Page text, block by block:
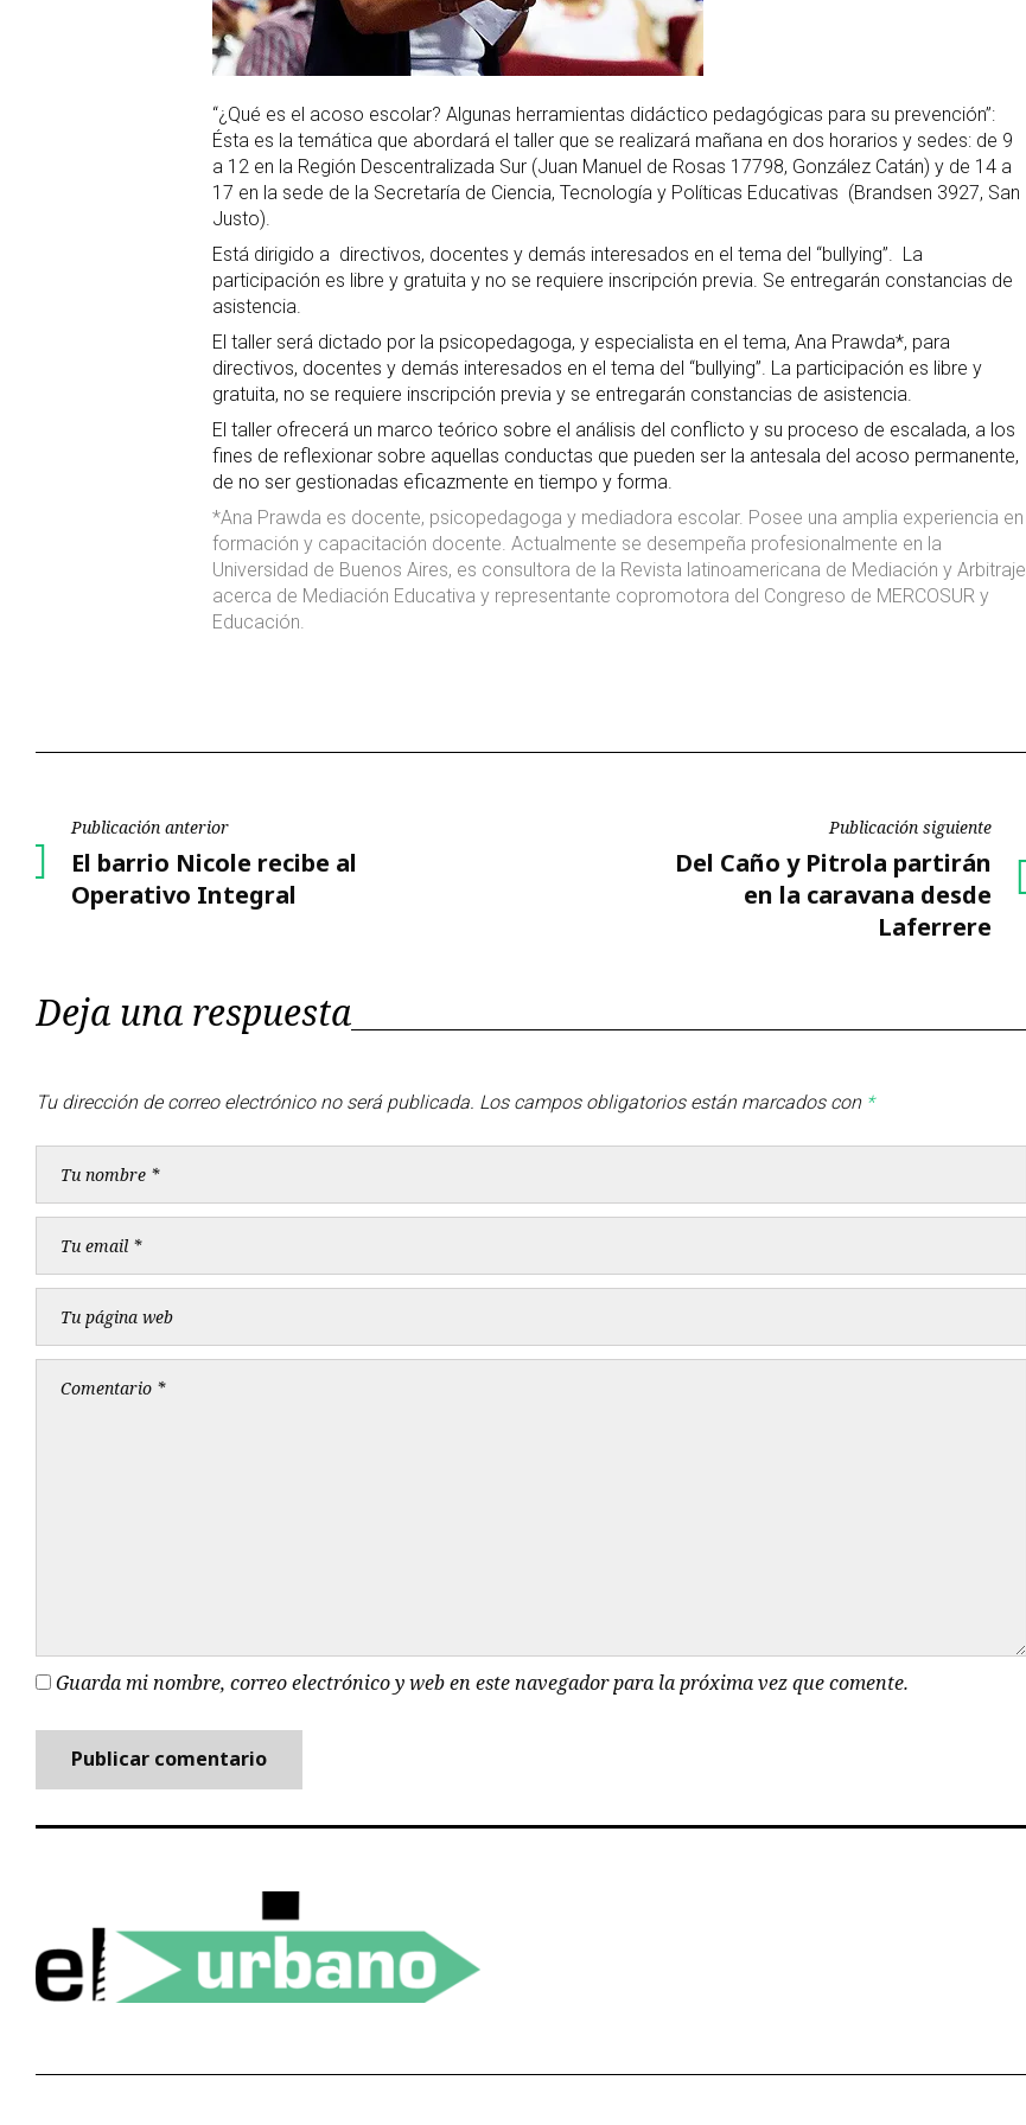
“¿Qué es el acoso escolar? Algunas herramientas didáctico pedagógicas para su prevención”:
Ésta es la temática que abordará el taller que se realizará mañana en dos horarios y sedes: de 9
a 12 en la Región Descentralizada Sur (Juan Manuel de Rosas 17798, González Catán) y de 14 a
17 en la sede de la Secretaría de Ciencia, Tecnología y Políticas Educativas (Brandsen 3927, San
Justo).
Está dirigido a directivos, docentes y demás interesados en el tema del “bullying”. La
participación es libre y gratuita y no se requiere inscripción previa. Se entregarán constancias de
asistencia.
El taller será dictado por la psicopedagoga, y especialista en el tema, Ana Prawda*, para
directivos, docentes y demás interesados en el tema del “bullying”. La participación es libre y
gratuita, no se requiere inscripción previa y se entregarán constancias de asistencia.
El taller ofrecerá un marco teórico sobre el análisis del conflicto y su proceso de escalada, a los
fines de reflexionar sobre aquellas conductas que pueden ser la antesala del acoso permanente,
de no ser gestionadas eficazmente en tiempo y forma.
*Ana Prawda es docente, psicopedagoga y mediadora escolar. Posee una amplia experiencia en
formación y capacitación docente. Actualmente se desempeña profesionalmente en la
Universidad de Buenos Aires, es consultora de la Revista latinoamericana de Mediación y Arbitraje
acerca de Mediación Educativa y representante copromotora del Congreso de MERCOSUR y
Educación.
Navegación
de
Publicación anterior
Publicación
anterior
El barrio Nicole recibe al
Operativo Integral
Publicación siguiente
Publicación
siguiente
Del Caño y Pitrola partirán
en la caravana desde
Laferrere
Deja una respuesta
Tu dirección de correo electrónico no será publicada. Los campos obligatorios están marcados con *
Guarda mi nombre, correo electrónico y web en este navegador para la próxima vez que comente.